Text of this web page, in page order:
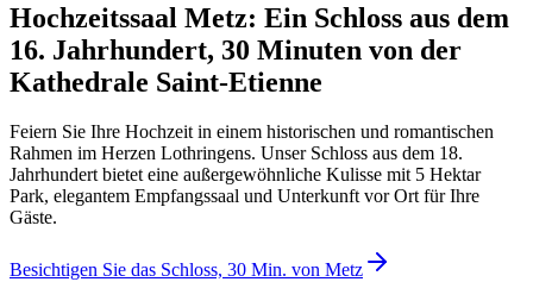
Hochzeitssaal Metz: Ein Schloss aus dem
16. Jahrhundert, 30 Minuten von der
Kathedrale Saint-Etienne
Feiern Sie Ihre Hochzeit in einem historischen und romantischen
Rahmen im Herzen Lothringens. Unser Schloss aus dem 18.
Jahrhundert bietet eine außergewöhnliche Kulisse mit 5 Hektar
Park, elegantem Empfangssaal und Unterkunft vor Ort für Ihre
Gäste.
Besichtigen Sie das Schloss, 30 Min. von Metz